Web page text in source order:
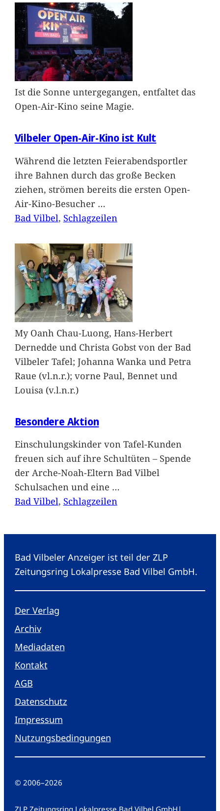
Ist die Sonne untergegangen, entfaltet das
Open-Air-Kino seine Magie.
Vilbeler Open-Air-Kino ist Kult
Während die letzten Feierabendsportler
ihre Bahnen durch das große Becken
ziehen, strömen bereits die ersten Open-
Air-Kino-Besucher …
Bad Vilbel, Schlagzeilen
My Oanh Chau-Luong, Hans-Herbert
Dernedde und Christa Gobst von der Bad
Vilbeler Tafel; Johanna Wanka und Petra
Raue (vl.n.r.); vorne Paul, Bennet und
Louisa (v.l.n.r.)
Besondere Aktion
Einschulungskinder von Tafel-Kunden
freuen sich auf ihre Schultüten – Spende
der Arche-Noah-Eltern Bad Vilbel
Schulsachen und eine …
Bad Vilbel, Schlagzeilen
Bad Vilbeler Anzeiger ist teil der ZLP
Zeitungsring Lokalpresse Bad Vilbel GmbH.
Der Verlag
Archiv
Mediadaten
Kontakt
AGB
Datenschutz
Impressum
Nutzungsbedingungen
© 2006–2026